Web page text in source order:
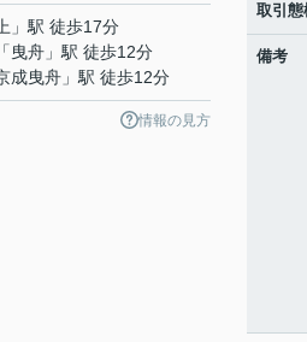
」駅 徒歩17分
「 曳舟 」駅 徒歩12分
成曳舟 」駅 徒歩12分
情報の見方
取引態
備考